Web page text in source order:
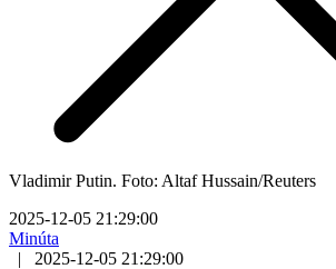
Vladimir Putin. Foto: Altaf Hussain/Reuters
2025-12-05 21:29:00
Minúta
|
2025-12-05 21:29:00